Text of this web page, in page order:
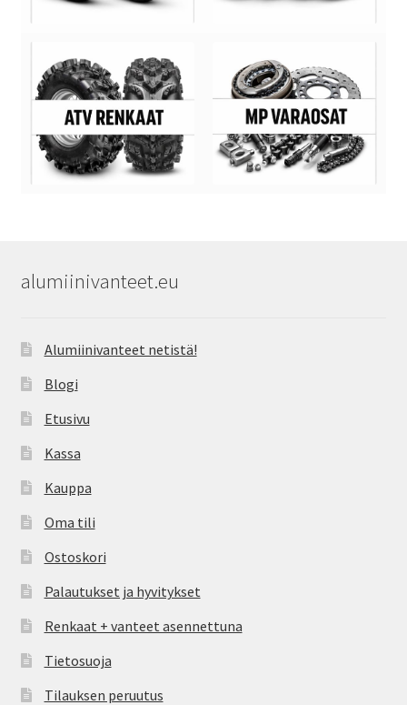
alumiinivanteet.eu
Alumiinivanteet netistä!
Blogi
Etusivu
Kassa
Kauppa
Oma tili
Ostoskori
Palautukset ja hyvitykset
Renkaat + vanteet asennettuna
Tietosuoja
Tilauksen peruutus